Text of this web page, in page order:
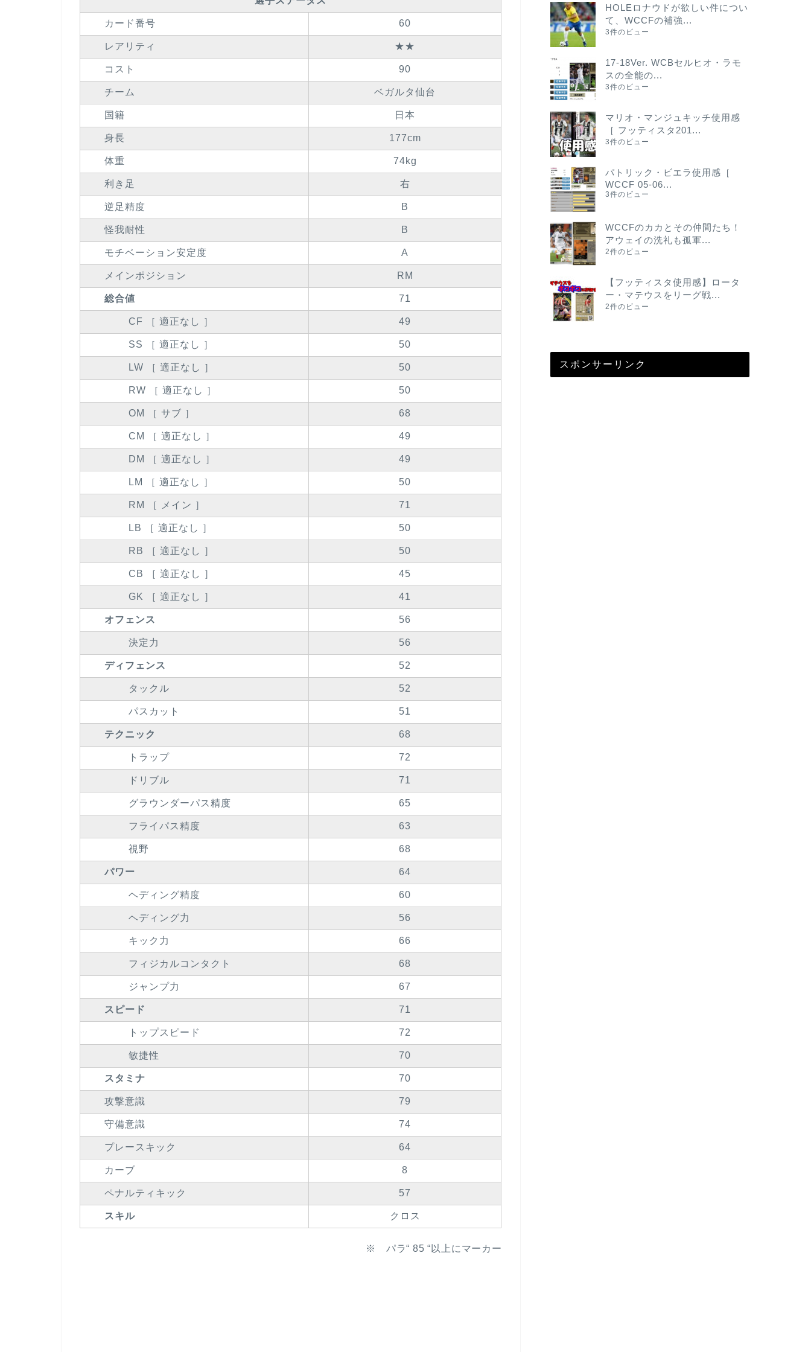
カード番号 60
レアリティ ★★
コスト 90
チーム ベガルタ仙台
国籍 日本
身長 177cm
体重 74kg
利き足 右
逆足精度 B
怪我耐性 B
モチベーション安定度 A
メインポジション RM
総合値 71
CF ［ 適正なし ］ 49
SS ［ 適正なし ］ 50
LW ［ 適正なし ］ 50
RW ［ 適正なし ］ 50
OM ［ サブ ］ 68
CM ［ 適正なし ］ 49
DM ［ 適正なし ］ 49
LM ［ 適正なし ］ 50
RM ［ メイン ］ 71
LB ［ 適正なし ］ 50
RB ［ 適正なし ］ 50
CB ［ 適正なし ］ 45
GK ［ 適正なし ］ 41
オフェンス 56
決定力 56
ディフェンス 52
タックル 52
パスカット 51
テクニック 68
トラップ 72
ドリブル 71
グラウンダーパス精度 65
フライパス精度 63
視野 68
パワー 64
ヘディング精度 60
ヘディング力 56
キック力 66
フィジカルコンタクト 68
ジャンプ力 67
スピード 71
トップスピード 72
敏捷性 70
スタミナ 70
攻撃意識 79
守備意識 74
プレースキック 64
カーブ 8
ペナルティキック 57
スキル クロス
※ パラ“ 85 “以上にマーカー
HOLEロナウドが欲しい件につい
て、WCCFの補強...
3件のビュー
17-18Ver. WCBセルヒオ・ラモ
スの全能の...
3件のビュー
マリオ・マンジュキッチ使用感
［ フッティスタ201...
3件のビュー
パトリック・ビエラ使用感［
WCCF 05-06...
3件のビュー
WCCFのカカとその仲間たち！
アウェイの洗礼も孤軍...
2件のビュー
【フッティスタ使用感】ロータ
ー・マテウスをリーグ戦...
2件のビュー
スポンサーリンク